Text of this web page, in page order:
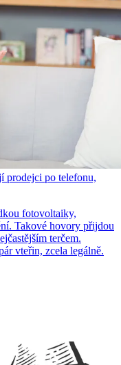
prodejci po telefonu,
fotovoltaiky,
Takové hovory přijdou
terčem.
vteřin, zcela legálně.